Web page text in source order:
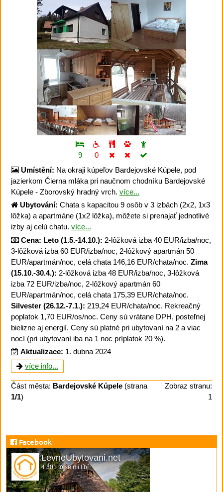
9
0
Umístění: Na okraji kúpeľov Bardejovské Kúpele, pod
jazierkom Čierna mláka pri naučnom chodníku Bardejovské
Kúpele - Zborovský hradný vrch. více...
Ubytování: Chata s kapacitou 9 osôb v 3 izbách (2x2, 1x3
lôžka) a apartmáne (1x2 lôžka), môžete si prenajať jednotlivé
izby aj celú chatu. více...
Cena: Leto (1.5.-14.10.): 2-lôžková izba 40 EUR/izba/noc,
3-lôžková izba 60 EUR/izba/noc, 2-lôžkový apartmán 50
EUR/apartmán/noc, celá chata 146,16 EUR/chata/noc. Zima
(15.10.-30.4.): 2-lôžková izba 48 EUR/izba/noc, 3-lôžková
izba 72 EUR/izba/noc, 2-lôžkový apartmán 60
EUR/apartmán/noc, celá chata 175,39 EUR/chata/noc.
Silvester (26.12.-7.1.): 219,24 EUR/chata/noc. Rekreačný
poplatok 1,70 EUR/os/noc. Ceny sú vrátane DPH, posteľnej
bielizne aj energií. Ceny sú platné pri ubytovaní na 2 a viac
nocí (pri ubytovaní iba na 1 noc príplatok 20 %).
Aktualizace: 1. dubna 2024
více info...
Část města: Bardejovské Kúpele (strana
1/1)
Zobraz stranu:
1
Facebook
LevneUbytovani.net
4 301 to se mi líbí